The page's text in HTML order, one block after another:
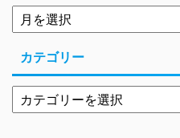
カテゴリー